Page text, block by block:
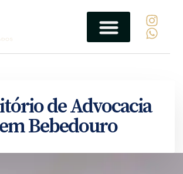
de Advocacia
em Bebedouro